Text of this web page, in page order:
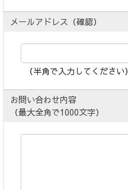
メールアドレス（確認）
（半角で入力してください）
お問い合わせ内容
（最大全角で1000文字）